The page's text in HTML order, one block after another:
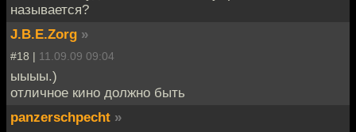
называется?
J.B.E.Zorg »
#18 | 11.09.09 09:04
ыыыы.)
отличное кино должно быть
panzerschpecht »